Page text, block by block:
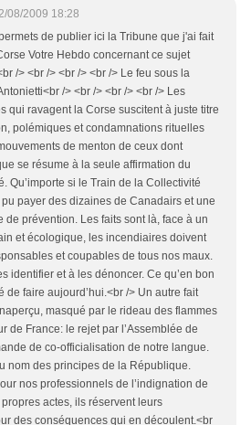
08/2009 18:28
de publier ici la Tribune que j'ai fait
Votre Hebdo concernant ce sujet
/> <br /> <br /> <br /> Le feu sous la
/> <br /> <br /> <br /> Les
qui ravagent la Corse suscitent à juste titre
polémiques et condamnations rituelles
de menton de ceux dont
se résume à la seule affirmation du
Qu’importe si le Train de la Collectivité
payer des dizaines de Canadairs et une
de prévention. Les faits sont là, face à un
et écologique, les incendiaires doivent
et coupables de tous nos maux.
identifier et à les dénoncer. Ce qu’en bon
de faire aujourd’hui.<br /> Un autre fait
masqué par le rideau des flammes
de France: le rejet par l’Assemblée de
de co-officialisation de notre langue.
nom des principes de la République.
nos professionnels de l’indignation de
actes, ils réservent leurs
des conséquences qui en découlent.<br